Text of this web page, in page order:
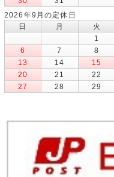
2026年9月の定休日
日
月 火
1
6
7 8
13
14 15
20
21 22
27
28 29